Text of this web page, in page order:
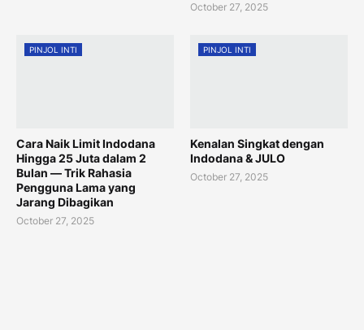
October 27, 2025
PINJOL INTI
Cara Naik Limit Indodana
Hingga 25 Juta dalam 2
Bulan — Trik Rahasia
Pengguna Lama yang
Jarang Dibagikan
October 27, 2025
PINJOL INTI
Kenalan Singkat dengan
Indodana & JULO
October 27, 2025